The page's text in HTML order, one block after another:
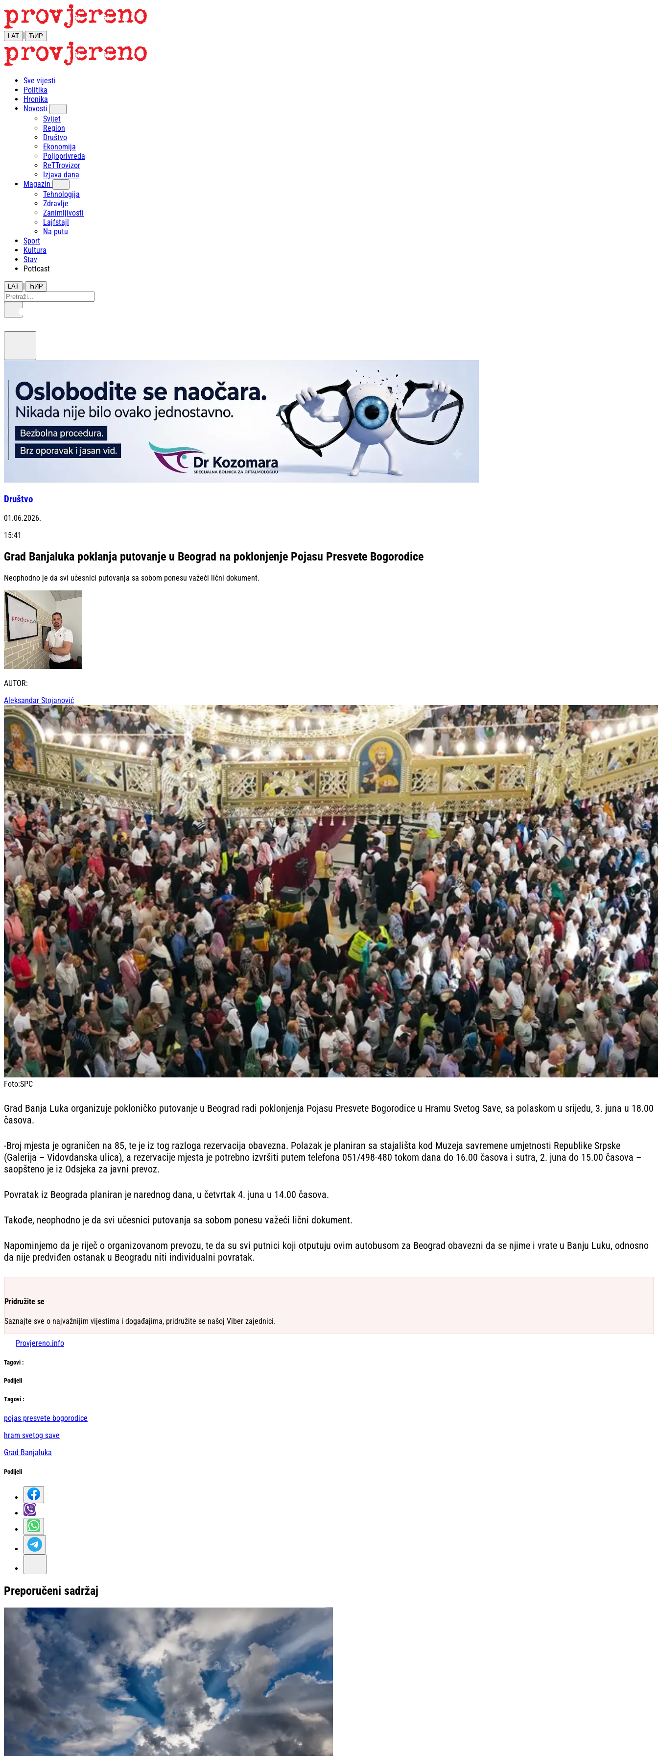
LAT | ЋИР
Sve vijesti
Politika
Hronika
Novosti
Svijet
Region
Društvo
Ekonomija
Poljoprivreda
ReTTrovizor
Izjava dana
Magazin
Tehnologija
Zdravlje
Zanimljivosti
Lajfstajl
Na putu
Sport
Kultura
Stav
Pottcast
LAT | ЋИР
Društvo
01.06.2026.
15:41
Grad Banjaluka poklanja putovanje u Beograd na poklonjenje Pojasu Presvete Bogorodice
Neophodno je da svi učesnici putovanja sa sobom ponesu važeći lični dokument.
AUTOR:
Aleksandar Stojanović
Foto:SPC
Grad Banja Luka organizuje pokloničko putovanje u Beograd radi poklonjenja Pojasu Presvete Bogorodice u Hramu Svetog Save, sa polaskom u srijedu, 3. juna u 18.00
časova.
-Broj mjesta je ograničen na 85, te je iz tog razloga rezervacija obavezna. Polazak je planiran sa stajališta kod Muzeja savremene umjetnosti Republike Srpske
(Galerija – Vidovdanska ulica), a rezervacije mjesta je potrebno izvršiti putem telefona 051/498-480 tokom dana do 16.00 časova i sutra, 2. juna do 15.00 časova –
saopšteno je iz Odsjeka za javni prevoz.
Povratak iz Beograda planiran je narednog dana, u četvrtak 4. juna u 14.00 časova.
Takođe, neophodno je da svi učesnici putovanja sa sobom ponesu važeći lični dokument.
Napominjemo da je riječ o organizovanom prevozu, te da su svi putnici koji otputuju ovim autobusom za Beograd obavezni da se njime i vrate u Banju Luku, odnosno
da nije predviđen ostanak u Beogradu niti individualni povratak.
Pridružite se
Saznajte sve o najvažnijim vijestima i događajima, pridružite se našoj Viber zajednici.
Provjereno.info
Tagovi :
Podijeli
Тagovi :
pojas presvete bogorodice
hram svetog save
Grad Banjaluka
Podijeli
Preporučeni sadržaj